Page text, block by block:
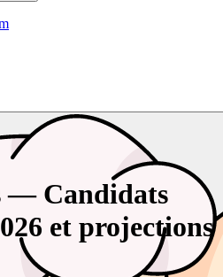
— Candidats
et projections